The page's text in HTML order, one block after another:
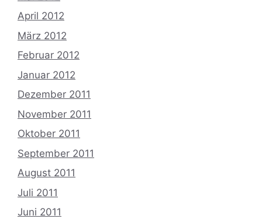
April 2012
März 2012
Februar 2012
Januar 2012
Dezember 2011
November 2011
Oktober 2011
September 2011
August 2011
Juli 2011
Juni 2011